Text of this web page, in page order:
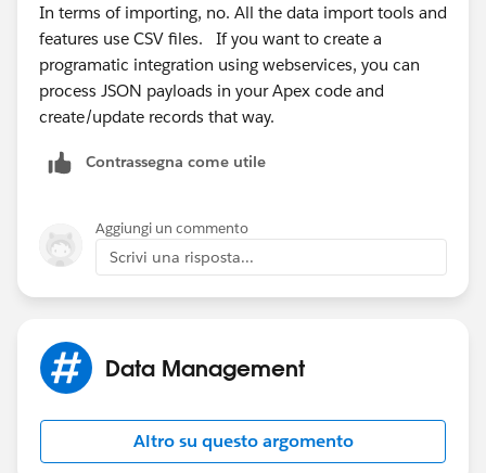
In terms of importing, no. All the data import tools and
features use CSV files. If you want to create a
programatic integration using webservices, you can
process JSON payloads in your Apex code and
create/update records that way.
Contrassegna come utile
Aggiungi un commento
Scrivi una risposta...
Data Management
Altro su questo argomento